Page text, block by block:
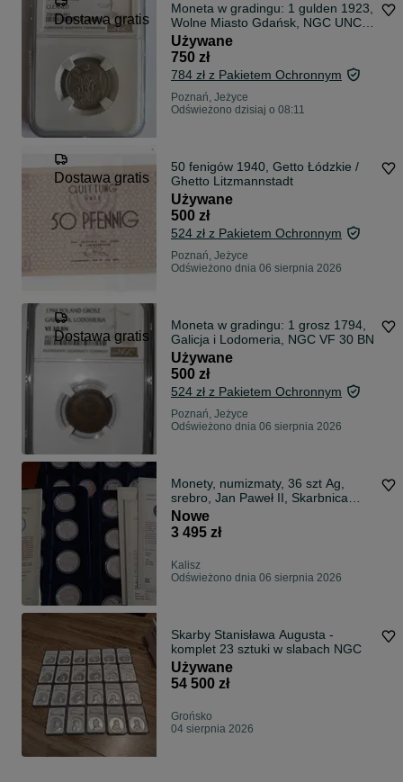
Dostawa gratis
Moneta w gradingu: 1 gulden 1923,
Wolne Miasto Gdańsk, NGC UNC
DETAILS
Używane
750 zł
784 zł z Pakietem Ochronnym
Poznań, Jeżyce
Odświeżono dzisiaj o 08:11
Dostawa gratis
50 fenigów 1940, Getto Łódzkie /
Ghetto Litzmannstadt
Używane
500 zł
524 zł z Pakietem Ochronnym
Poznań, Jeżyce
Odświeżono dnia 06 sierpnia 2026
Dostawa gratis
Moneta w gradingu: 1 grosz 1794,
Galicja i Lodomeria, NGC VF 30 BN
Używane
500 zł
524 zł z Pakietem Ochronnym
Poznań, Jeżyce
Odświeżono dnia 06 sierpnia 2026
Monety, numizmaty, 36 szt Ag,
srebro, Jan Paweł II, Skarbnica
Narodowa
Nowe
3 495 zł
Kalisz
Odświeżono dnia 06 sierpnia 2026
Skarby Stanisława Augusta -
komplet 23 sztuki w slabach NGC
Używane
54 500 zł
Grońsko
04 sierpnia 2026